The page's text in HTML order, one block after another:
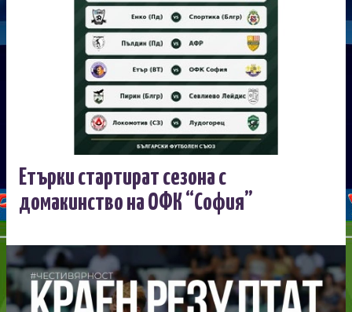
Етърки стартират сезона с
домакинство на ОФК “София”